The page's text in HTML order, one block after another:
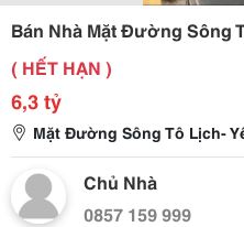
Bán Nhà Mặt Đường Sông
( HẾT HẠN )
6,3 tỷ
Mặt Đường Sông Tô Lịch-
Chủ Nhà
0857 159 999